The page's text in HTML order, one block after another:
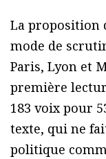
La proposition
mode de
Paris, Lyon et
première
183 voix pour
texte, qui ne
politique